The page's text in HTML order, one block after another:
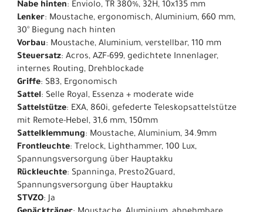
Nabe hinten: Enviolo, TR 380%, 32H, 10x135 mm
Lenker: Moustache, ergonomisch, Aluminium, 660 mm,
30° Biegung nach hinten
Vorbau: Moustache, Aluminium, verstellbar, 110 mm
Steuersatz: Acros, AZF-699, gedichtete Innenlager,
internes Routing, Drehblockade
Griffe: SB3, Ergonomisch
Sattel: Selle Royal, Essenza + moderate wide
Sattelstütze: EXA, 860i, gefederte Teleskopsattelstütze
mit Remote-Hebel, 31,6 mm, 150mm
Sattelklemmung: Moustache, Aluminium, 34.9mm
Frontleuchte: Trelock, Lighthammer, 100 Lux,
Spannungsversorgung über Hauptakku
Rückleuchte: Spanninga, Presto2Guard,
Spannungsversorgung über Hauptakku
STVZO: Ja